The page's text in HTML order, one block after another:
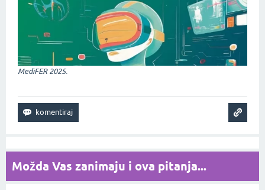
MediFER 2025.
Možda Vas zanimaju i ova pitanja...